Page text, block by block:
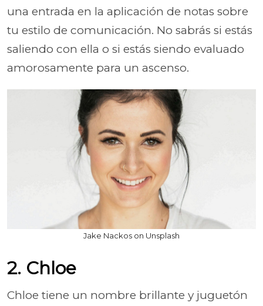
una entrada en la aplicación de notas sobre
tu estilo de comunicación. No sabrás si estás
saliendo con ella o si estás siendo evaluado
amorosamente para un ascenso.
Jake Nackos on Unsplash
2. Chloe
Chloe tiene un nombre brillante y juguetón